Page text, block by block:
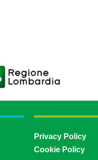
Privacy Policy
Cookie Policy